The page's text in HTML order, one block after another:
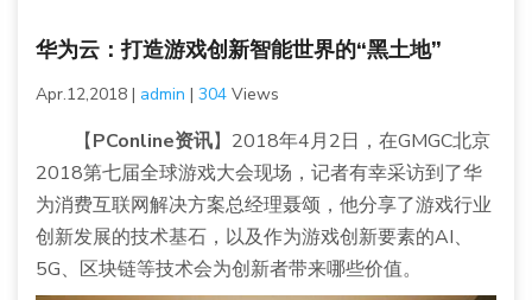
华为云：打造游戏创新智能世界的“黑土地”
Apr.12,2018 | admin | 304 Views
【PConline资讯】2018年4月2日，在GMGC北京
2018第七届全球游戏大会现场，记者有幸采访到了华
为消费互联网解决方案总经理聂颂，他分享了游戏行业
创新发展的技术基石，以及作为游戏创新要素的AI、
5G、区块链等技术会为创新者带来哪些价值。